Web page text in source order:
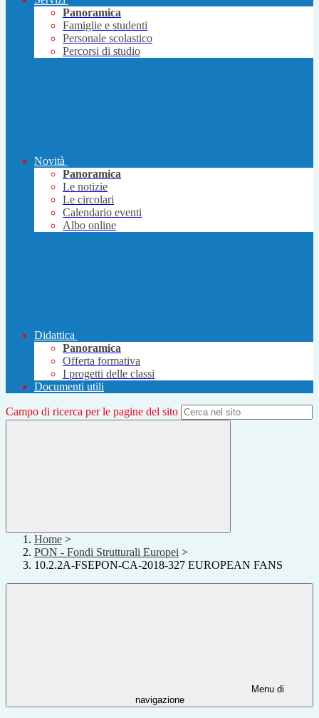
Panoramica
Famiglie e studenti
Personale scolastico
Percorsi di studio
Novità
Panoramica
Le notizie
Le circolari
Calendario eventi
Albo online
Didattica
Panoramica
Offerta formativa
I progetti delle classi
Documenti utili
Campo di ricerca per le pagine del sito
Home >
PON - Fondi Strutturali Europei >
10.2.2A-FSEPON-CA-2018-327 EUROPEAN FANS
Menu di
navigazione